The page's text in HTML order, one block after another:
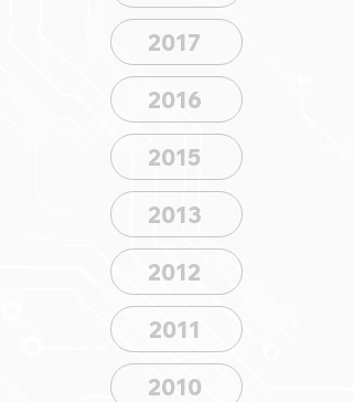
2017
2016
2015
2013
2012
2011
2010